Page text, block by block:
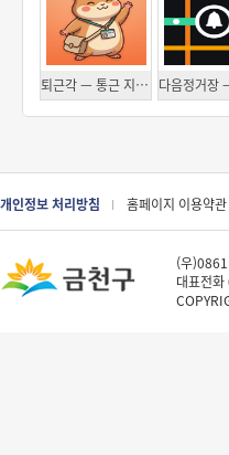
퇴근각 — 통근 지하철 실시간 도착으로 퇴근 출발시각 알려주기
개인정보 처리방침 홈페이지 이용약관
(우
대표전